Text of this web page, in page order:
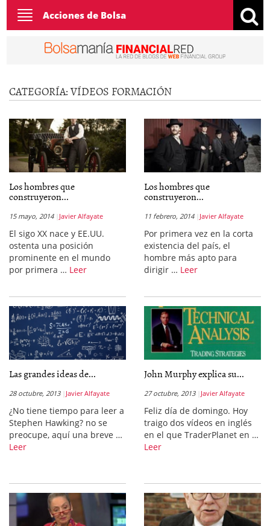
Toggle
navigation
Acciones de Bolsa
CATEGORÍA:VÍDEOS FORMACIÓN
Los hombres que
construyeron...
15 mayo, 2014 Javier Alfayate
El sigo XX nace y EE.UU.
ostenta una posición
prominente en el mundo
por primera … Leer
Los hombres que
construyeron...
11 febrero, 2014 Javier Alfayate
Por primera vez en la corta
existencia del país, el
hombre más apto para
dirigir … Leer
Las grandes ideas de...
28 octubre, 2013 Javier Alfayate
¿No tiene tiempo para leer a
Stephen Hawking? no se
preocupe, aquí una breve …
Leer
John Murphy explica su...
27 octubre, 2013 Javier Alfayate
Feliz día de domingo. Hoy
traigo dos vídeos en inglés
en el que TraderPlanet en …
Leer